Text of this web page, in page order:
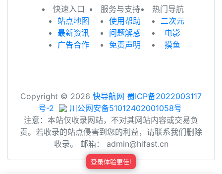
登录体验更佳!
快速入口
站点地图
最新资讯
广告合作
服务与支持
使用帮助
问题解惑
免责声明
热门导航
二次元
电影
摸鱼
Copyright © 2026 快导航网 蜀ICP备2022003117
号-2
川公网安备51012402001058号
注意：本站仅收录网站，不对其网站内容或交易负
责。若收录的站点侵害到您的利益，请联系我们删除
收录。 邮箱： admin@hifast.cn